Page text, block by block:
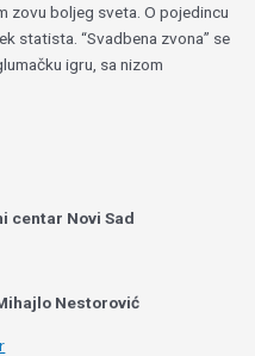
zovu boljeg sveta. O pojedincu
statista. “Svadbena zvona” se
igru, sa nizom
centar Novi Sad
Nestorović